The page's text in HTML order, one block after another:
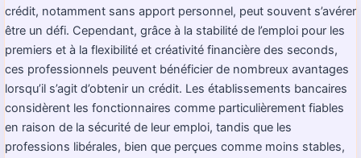
crédit, notamment sans apport personnel, peut souvent s’avérer
être un défi. Cependant, grâce à la stabilité de l’emploi pour les
premiers et à la flexibilité et créativité financière des seconds,
ces professionnels peuvent bénéficier de nombreux avantages
lorsqu’il s’agit d’obtenir un crédit. Les établissements bancaires
considèrent les fonctionnaires comme particulièrement fiables
en raison de la sécurité de leur emploi, tandis que les
professions libérales, bien que perçues comme moins stables,